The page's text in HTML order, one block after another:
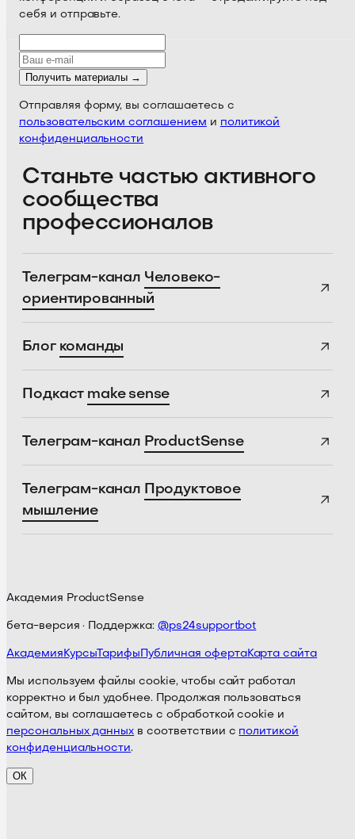
себя и отправьте.
Получить материалы →
Отправляя форму, вы соглашаетесь с
пользовательским соглашением и политикой
конфиденциальности
Станьте частью активного
сообщества
профессионалов
Телеграм-канал Человеко-
ориентированный
Блог команды
Подкаст make sense
Телеграм-канал ProductSense
Телеграм-канал Продуктовое
мышление
Академия ProductSense
бета-версия · Поддержка: @ps24supportbot
Академия КурсыТарифы Публичная офертаКарта сайта
Мы используем файлы cookie, чтобы сайт работал
корректно и был удобнее. Продолжая пользоваться
сайтом, вы соглашаетесь с обработкой cookie и
персональных данных в соответствии с политикой
конфиденциальности.
ОК